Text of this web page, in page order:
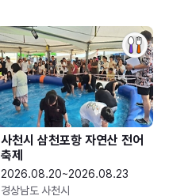
사천시 삼천포항 자연산 전어
축제
2026.08.20~2026.08.23
경상남도 사천시